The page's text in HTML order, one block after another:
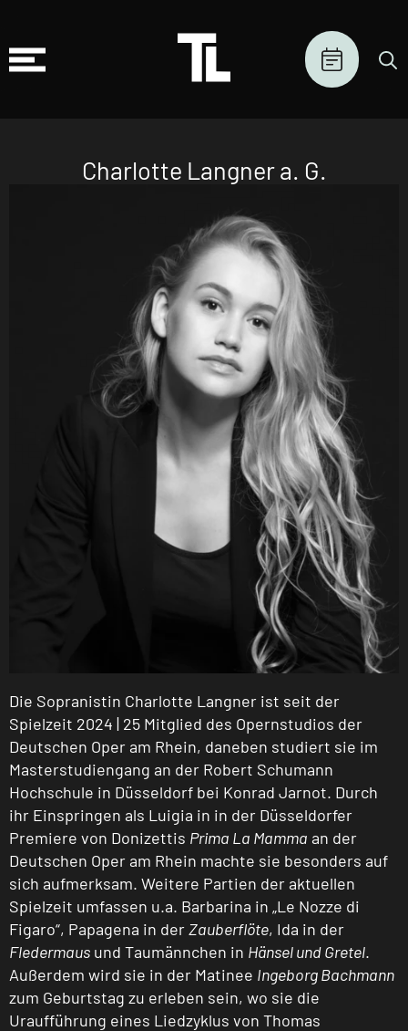
Charlotte Langner a. G.
Die Sopranistin Charlotte Langner ist seit der
Spielzeit 2024 | 25 Mitglied des Opernstudios der
Deutschen Oper am Rhein, daneben studiert sie im
Masterstudiengang an der Robert Schumann
Hochschule in Düsseldorf bei Konrad Jarnot. Durch
ihr Einspringen als Luigia in in der Düsseldorfer
Premiere von Donizettis Prima La Mamma an der
Deutschen Oper am Rhein machte sie besonders auf
sich aufmerksam. Weitere Partien der aktuellen
Spielzeit umfassen u.a. Barbarina in „Le Nozze di
Figaro“, Papagena in derZauberflöte, Ida in der
Fledermaus und Taumännchen in Hänsel und Gretel.
Außerdem wird sie in der Matinee Ingeborg Bachmann
zum Geburtstag zu erleben sein, wo sie die
Uraufführung eines Liedzyklus von Thomas